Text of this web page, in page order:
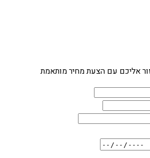
אליכם עם הצעת מחיר מותאמת